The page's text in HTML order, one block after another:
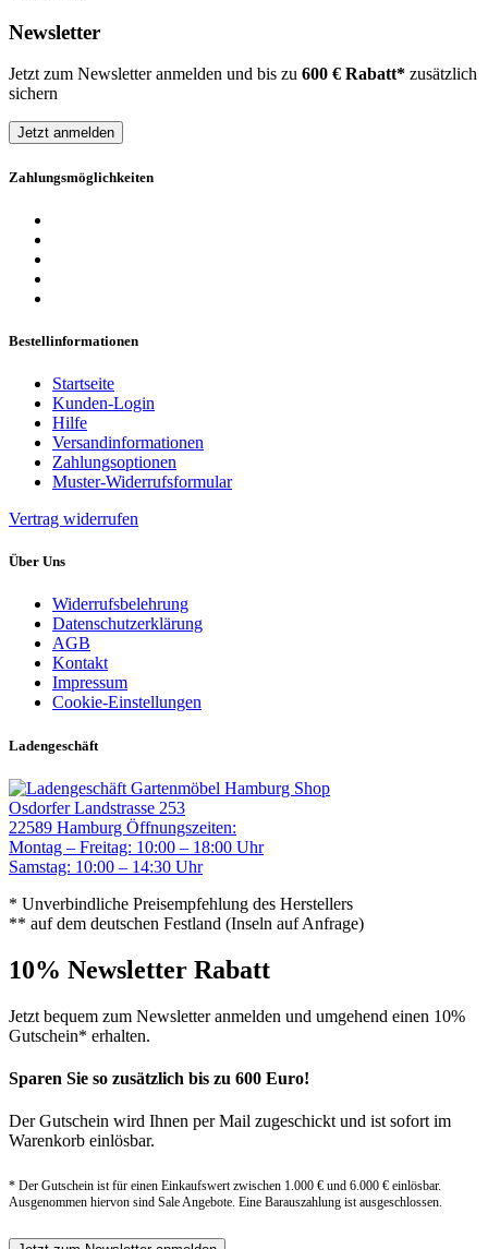
Newsletter
Jetzt zum Newsletter anmelden und bis zu 600 € Rabatt* zusätzlich
sichern
Jetzt anmelden
Zahlungsmöglichkeiten
Bestellinformationen
Startseite
Kunden-Login
Hilfe
Versandinformationen
Zahlungsoptionen
Muster-Widerrufsformular
Vertrag widerrufen
Über Uns
Widerrufsbelehrung
Datenschutzerklärung
AGB
Kontakt
Impressum
Cookie-Einstellungen
Ladengeschäft
Gartenmöbel Hamburg Shop
Osdorfer Landstrasse 253
22589 Hamburg Öffnungszeiten:
Montag – Freitag: 10:00 – 18:00 Uhr
Samstag: 10:00 – 14:30 Uhr
* Unverbindliche Preisempfehlung des Herstellers
** auf dem deutschen Festland (Inseln auf Anfrage)
10% Newsletter Rabatt
Jetzt bequem zum Newsletter anmelden und umgehend einen 10%
Gutschein* erhalten.
Sparen Sie so zusätzlich bis zu 600 Euro!
Der Gutschein wird Ihnen per Mail zugeschickt und ist sofort im
Warenkorb einlösbar.
* Der Gutschein ist für einen Einkaufswert zwischen 1.000 € und 6.000 € einlösbar.
Ausgenommen hiervon sind Sale Angebote. Eine Barauszahlung ist ausgeschlossen.